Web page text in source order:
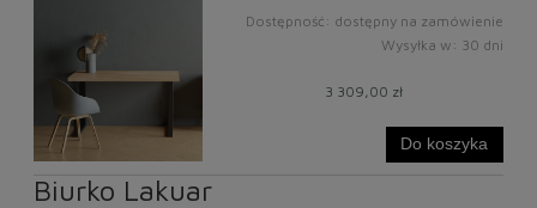
Dostępność: dostępny na zamówienie
Wysyłka w: 30 dni
3 309,00 zł
Do koszyka
Biurko Lakuar